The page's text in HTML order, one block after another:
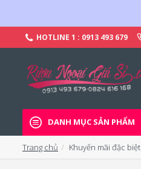
HOTLINE 1 : 0913 493 679
DANH MỤC SẢN PHẨM
Trang chủ Khuyến mãi đặc biệt